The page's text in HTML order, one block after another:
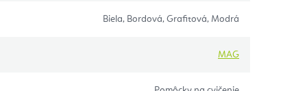
Biela, Bordová, Grafitová, Modrá
MAG